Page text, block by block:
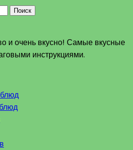
Поиск
и очень вкусно! Самые вкусные
инструкциями.